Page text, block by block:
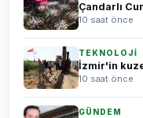
Çandarlı
10 saat önce
TEKNOLOJİ
İzmir'in
10 saat önce
GÜNDEM